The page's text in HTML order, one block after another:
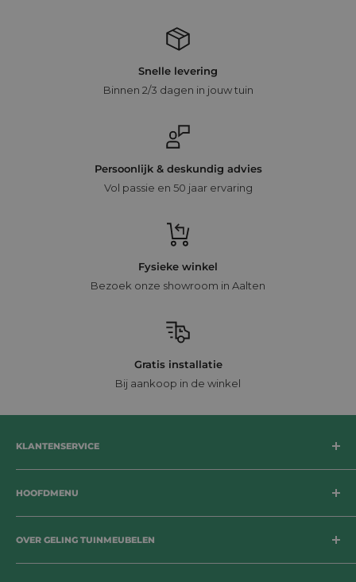
Snelle levering
Binnen 2/3 dagen in jouw tuin
Persoonlijk & deskundig advies
Vol passie en 50 jaar ervaring
Fysieke winkel
Bezoek onze showroom in Aalten
Gratis installatie
Bij aankoop in de winkel
KLANTENSERVICE
Bezorging
Betaalmogelijkheden
Retournering
Herroepingsrecht
Garantie
HOOFDMENU
Tuinsets
Loungesets
Tuinstoelen
OVER GELING TUINMEUBELEN
Geen enkele tuin, balkon of terras is hetzelfde. Bij Geling